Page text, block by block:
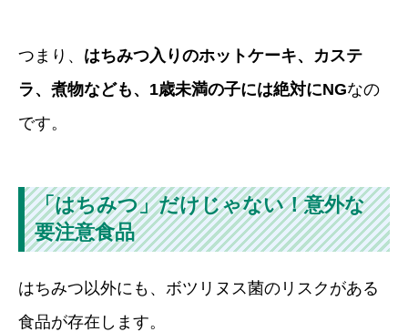
つまり、 はちみつ入りのホットケーキ、カステ
ラ、煮物なども、1歳未満の子には絶対にNGなの
です。
「はちみつ」だけじゃない！意外な
要注意食品
はちみつ以外にも、ボツリヌス菌のリスクがある
食品が存在します。